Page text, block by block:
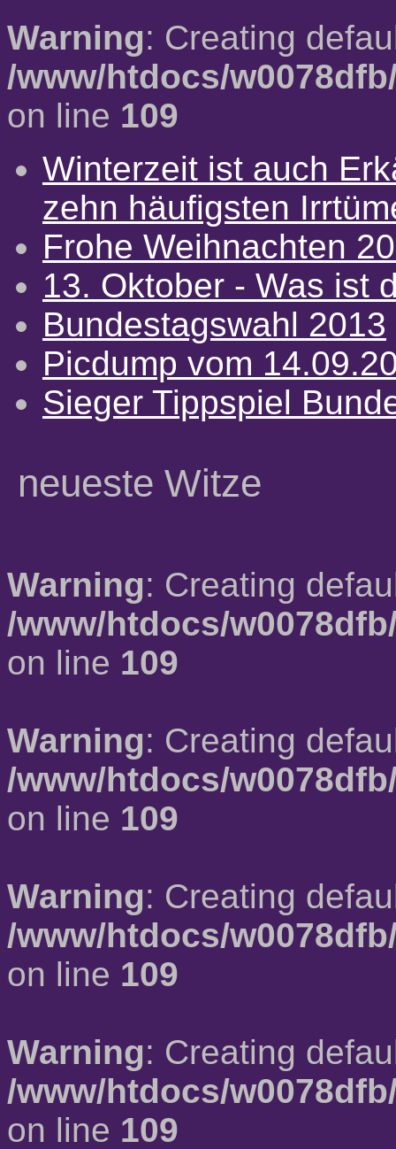
Warning: Creating
/www/htdocs/
on line 109
Winterzeit ist auch
zehn häufigsten
Frohe Weihnachten
13. Oktober - Was ist
Bundestagswahl 2013
Picdump vom
Sieger Tippspiel
neueste Witze
Warning: Creating
/www/htdocs/
on line 109
Warning: Creating
/www/htdocs/
on line 109
Warning: Creating
/www/htdocs/
on line 109
Warning: Creating
/www/htdocs/
on line 109